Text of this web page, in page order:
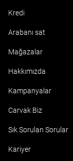
Kredi
Arabanı sat
Mağazalar
Hakkımızda
Kampanyalar
Carvak Biz
Sık Sorulan Sorular
Kariyer